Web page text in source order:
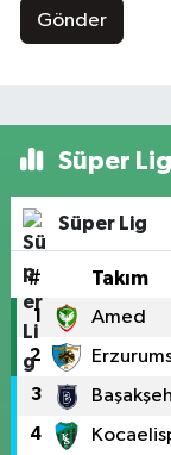
Gönder
Süper
Süper Lig
# Takım
1 Amed
2
3
4